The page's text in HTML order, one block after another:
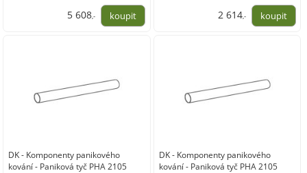
5 608,- 2 614,-
DK - Komponenty panikového
kování - Paniková tyč PHA 2105
DK - Komponenty panikového
kování - Paniková tyč PHA 2105